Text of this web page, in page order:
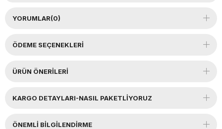
YORUMLAR(0)
ÖDEME SEÇENEKLERI
ÜRÜN ÖNERILERI
KARGO DETAYLARI-NASIL PAKETLİYORUZ
ÖNEMLI BILGILENDIRME